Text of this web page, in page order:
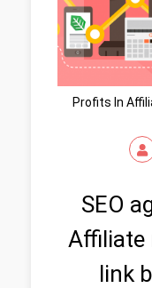
Profits In
SEO
Affiliate
link